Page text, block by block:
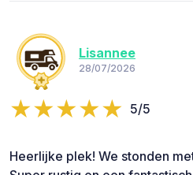
Lisannee
28/07/2026
5/5
Heerlijke plek! We stonden